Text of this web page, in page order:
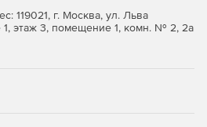
самостоятельных
дисках (партиций).
службами сообщений.
119021, г. Москва, ул. Льва
1, этаж 3, помещение 1, комн. № 2, 2а